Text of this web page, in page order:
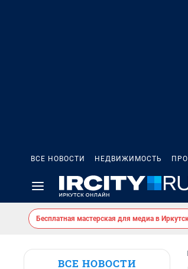
ВСЕ НОВОСТИ НЕДВИЖИМОСТЬ
Бесплатная мастерская для медиа в
ВСЕ НОВОСТИ